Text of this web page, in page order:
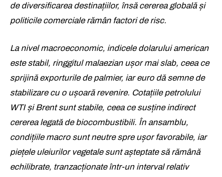
de diversificarea destinațiilor, însă cererea globală și
politicile comerciale rămân factori de risc.
La nivel macroeconomic, indicele dolarului american
este stabil, ringgitul malaezian ușor mai slab, ceea ce
sprijină exporturile de palmier, iar euro dă semne de
stabilizare cu o ușoară revenire. Cotațiile petrolului
WTI și Brent sunt stabile, ceea ce susține indirect
cererea legată de biocombustibili. În ansamblu,
condițiile macro sunt neutre spre ușor favorabile, iar
piețele uleiurilor vegetale sunt așteptate să rămână
echilibrate, tranzacționate într-un interval relativ